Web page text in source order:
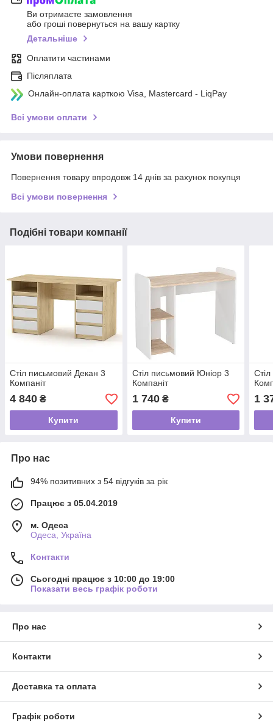
Ви отримаєте замовлення
або гроші повернуться на вашу картку
Детальніше
Оплатити частинами
Післяплата
Онлайн-оплата карткою Visa, Mastercard - LiqPay
Всі умови оплати
Умови повернення
Повернення товару впродовж 14 днів за рахунок покупця
Всі умови повернення
Подібні товари компанії
Стіл письмовий Декан 3
Компаніт
4 840 ₴
Купити
Стіл письмовий Юніор 3
Компаніт
1 740₴
Купити
1
Про нас
94% позитивних з 54 відгуків за рік
Працює з 05.04.2019
м. Одеса
Одеса, Україна
Контакти
Сьогодні працює з 10:00 до 19:00
Показати весь графік роботи
Про нас
Контакти
Доставка та оплата
Графік роботи